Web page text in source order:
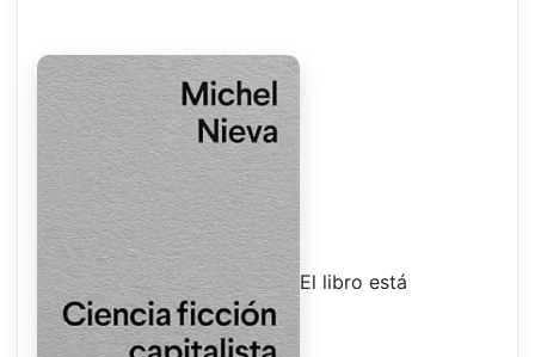
El libro está